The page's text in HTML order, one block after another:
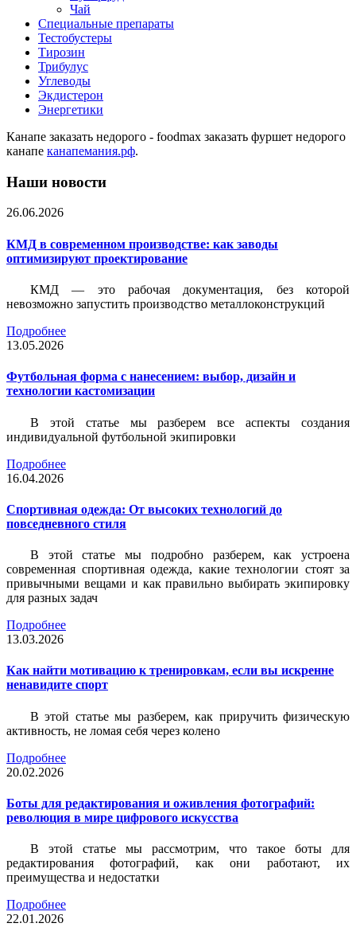
Чай
Специальные препараты
Тестобустеры
Тирозин
Трибулус
Углеводы
Экдистерон
Энергетики
Канапе заказать недорого - foodmax заказать фуршет недорого
канапе канапемания.рф.
Наши новости
26.06.2026
КМД в современном производстве: как заводы
оптимизируют проектирование
КМД — это рабочая документация, без которой
невозможно запустить производство металлоконструкций
Подробнее
13.05.2026
Футбольная форма с нанесением: выбор, дизайн и
технологии кастомизации
В этой статье мы разберем все аспекты создания
индивидуальной футбольной экипировки
Подробнее
16.04.2026
Спортивная одежда: От высоких технологий до
повседневного стиля
В этой статье мы подробно разберем, как устроена
современная спортивная одежда, какие технологии стоят за
привычными вещами и как правильно выбирать экипировку
для разных задач
Подробнее
13.03.2026
Как найти мотивацию к тренировкам, если вы искренне
ненавидите спорт
В этой статье мы разберем, как приручить физическую
активность, не ломая себя через колено
Подробнее
20.02.2026
Боты для редактирования и оживления фотографий:
революция в мире цифрового искусства
В этой статье мы рассмотрим, что такое боты для
редактирования фотографий, как они работают, их
преимущества и недостатки
Подробнее
22.01.2026